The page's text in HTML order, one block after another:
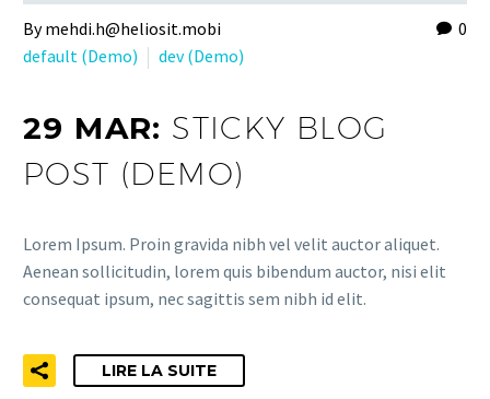
0
By mehdi.h@heliosit.mobi
default (Demo)
dev (Demo)
29 MAR: STICKY BLOG
POST (DEMO)
Lorem Ipsum. Proin gravida nibh vel velit auctor aliquet.
Aenean sollicitudin, lorem quis bibendum auctor, nisi elit
consequat ipsum, nec sagittis sem nibh id elit.
LIRE LA SUITE